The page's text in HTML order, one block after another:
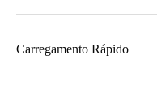
Carregamento Rápido